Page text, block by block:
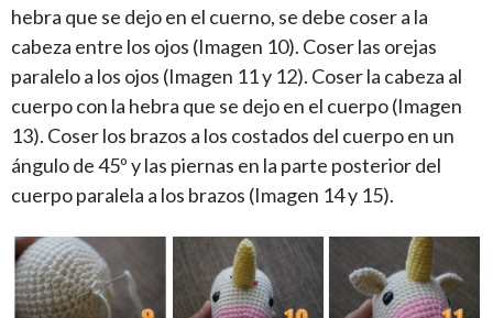
hebra que se dejo en el cuerno, se debe coser a la
cabeza entre los ojos (Imagen 10). Coser las orejas
paralelo a los ojos (Imagen 11 y 12). Coser la cabeza al
cuerpo con la hebra que se dejo en el cuerpo (Imagen
13). Coser los brazos a los costados del cuerpo en un
ángulo de 45º y las piernas en la parte posterior del
cuerpo paralela a los brazos (Imagen 14 y 15).